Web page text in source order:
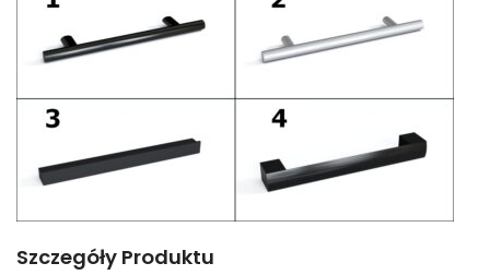
Szczegóły Produktu